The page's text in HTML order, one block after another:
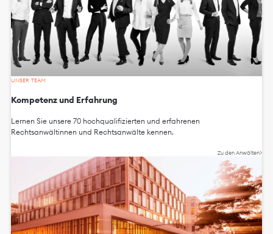
UNSER TEAM
Kompetenz und Erfahrung
Lernen Sie unsere 70 hochqualifizierten und erfahrenen
Rechtsanwältinnen und Rechtsanwälte kennen.
Zu den Anwälten